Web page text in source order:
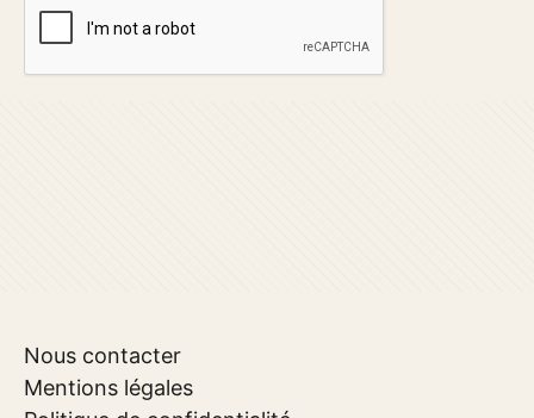
Nous contacter
Mentions légales